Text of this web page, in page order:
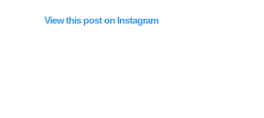
View this post on Instagram